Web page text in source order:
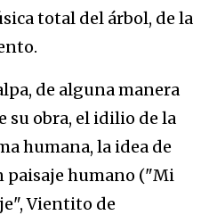
total del árbol, de la
de alguna manera
su obra, el idilio de la
humana, la idea de
paisaje humano ("Mi
Vientito de